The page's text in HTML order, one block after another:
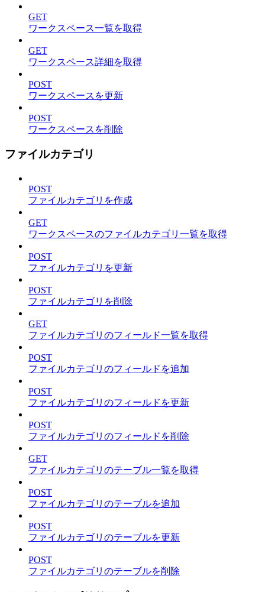
GET
ワークスペース一覧を取得
GET
ワークスペース詳細を取得
POST
ワークスペースを更新
POST
ワークスペースを削除
ファイルカテゴリ
POST
ファイルカテゴリを作成
GET
ワークスペースのファイルカテゴリ一覧を取得
POST
ファイルカテゴリを更新
POST
ファイルカテゴリを削除
GET
ファイルカテゴリのフィールド一覧を取得
POST
ファイルカテゴリのフィールドを追加
POST
ファイルカテゴリのフィールドを更新
POST
ファイルカテゴリのフィールドを削除
GET
ファイルカテゴリのテーブル一覧を取得
POST
ファイルカテゴリのテーブルを追加
POST
ファイルカテゴリのテーブルを更新
POST
ファイルカテゴリのテーブルを削除